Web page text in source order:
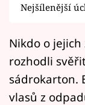
Mámy sobě
Nejšílenější
Nikdo o
rozhodli
sádrokarton.
vlasů z